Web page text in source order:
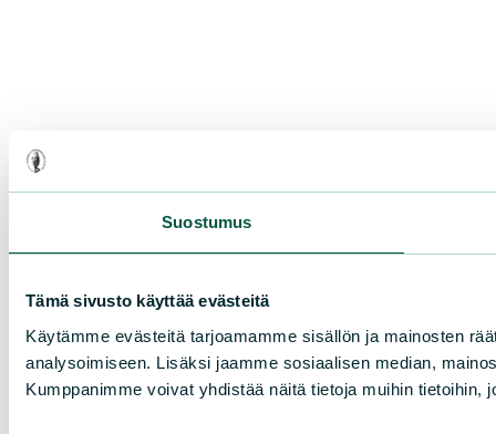
Suostumus
Tämä sivusto käyttää evästeitä
Käytämme evästeitä tarjoamamme sisällön ja mainosten
analysoimiseen. Lisäksi jaamme sosiaalisen median,
Kumppanimme voivat yhdistää näitä tietoja muihin tietoihin,